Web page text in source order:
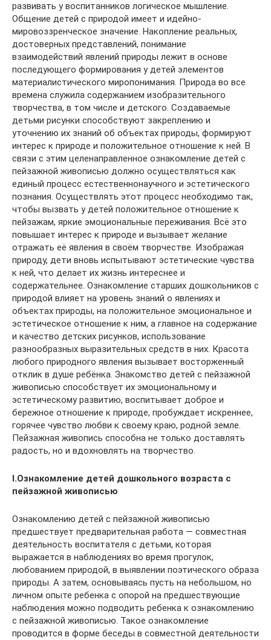
развивать у воспитанников логическое мышление.
Общение детей с природой имеет и идейно-
мировоззренческое значение. Накопление реальных,
достоверных представлений, понимание
взаимодействий явлений природы лежит в основе
последующего формирования у детей элементов
материалистического миропонимания. Природа во все
времена служила содержанием изобразительного
творчества, в том числе и детского. Создаваемые
детьми рисунки способствуют закреплению и
уточнению их знаний об объектах природы, формируют
интерес к природе и положительное отношение к ней. В
связи с этим целенаправленное ознакомление детей с
пейзажной живописью должно осуществляться как
единый процесс естественнонаучного и эстетического
познания. Осуществлять этот процесс необходимо так,
чтобы вызвать у детей положительное отношение к
пейзажам, яркие эмоциональные переживания. Всё это
повышает интерес к природе и вызывает желание
отражать её явления в своём творчестве. Изображая
природу, дети вновь испытывают эстетические чувства
к ней, что делает их жизнь интереснее и
содержательнее. Ознакомление старших дошкольников с
природой влияет на уровень знаний о явлениях и
объектах природы, на положительное эмоциональное и
эстетическое отношение к ним, а главное на содержание
и качество детских рисунков, использование
разнообразных выразительных средств в них. Красота
любого природного явления вызывает восторженный
отклик в душе ребёнка. Знакомство детей с пейзажной
живописью способствует их эмоциональному и
эстетическому развитию, воспитывает доброе и
бережное отношение к природе, пробуждает искреннее,
горячее чувство любви к своему краю, родной земле.
Пейзажная живопись способна не только доставлять
радость, но и вдохновлять на творчество.
I.Ознакомление детей дошкольного возраста с
пейзажной живописью
Ознакомлению детей с пейзажной живописью
предшествует предварительная работа — совместная
деятельность воспитателя с детьми, которая
выражается в наблюдениях во время прогулок,
любованием природой, в выявлении поэтического образа
природы. А затем, основываясь пусть на небольшом, но
личном опыте ребенка с опорой на предшествующие
наблюдения можно подводить ребенка к ознакомлению
с пейзажной живописью. Такое ознакомление
проводится в форме беседы в совместной деятельности